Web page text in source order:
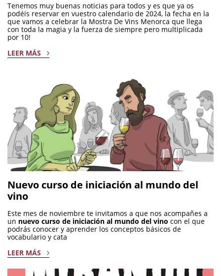
Tenemos muy buenas noticias para todos y es que ya os
podéis reservar en vuestro calendario de 2024, la fecha en la
que vamos a celebrar la Mostra De Vins Menorca que llega
con toda la magia y la fuerza de siempre pero multiplicada
por 10!
LEER MÁS
Nuevo curso de iniciación al mundo del
vino
Este mes de noviembre te invitamos a que nos acompañes a
un nuevo curso de iniciación al mundo del vino con el que
podrás conocer y aprender los conceptos básicos de
vocabulario y cata
LEER MÁS